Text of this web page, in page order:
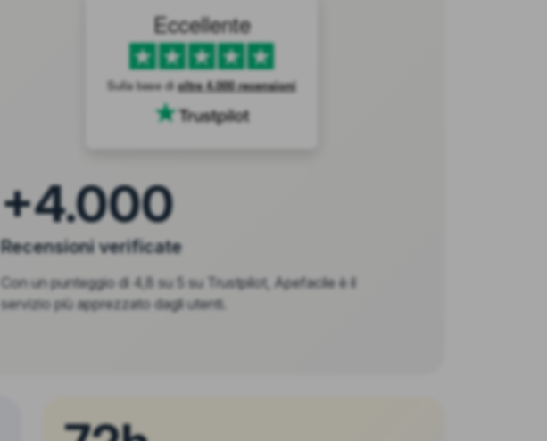
Eccellente
Sulla base dioltre 4.000 recensioni
+4.000
Recensioni verificate
Con un punteggio di 4,8 su 5 su Trustpilot, Apefacile è il
servizio più apprezzato dagli utenti.